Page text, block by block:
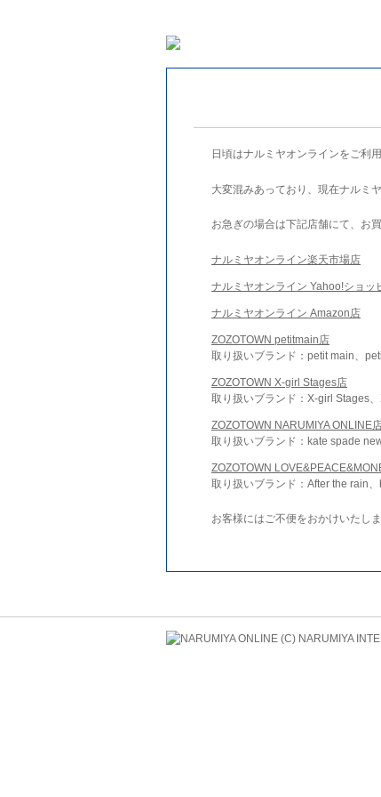
日頃はナルミヤオンラインをご利
大変混みあっており、現在ナルミ
お急ぎの場合は下記店舗にて、お
ナルミヤオンライン楽天市場店
ナルミヤオンライン Yahoo!ショッ
ナルミヤオンライン Amazon店
ZOZOTOWN petitmain店
取り扱いブランド：petit main、
ZOZOTOWN X-girl Stages店
取り扱いブランド：X-girl Stages
ZOZOTOWN NARUMIYA ONLINE
取り扱いブランド：kate spade
ZOZOTOWN
取り扱いブランド：After the rain
お客様にはご不便をおかけいたし